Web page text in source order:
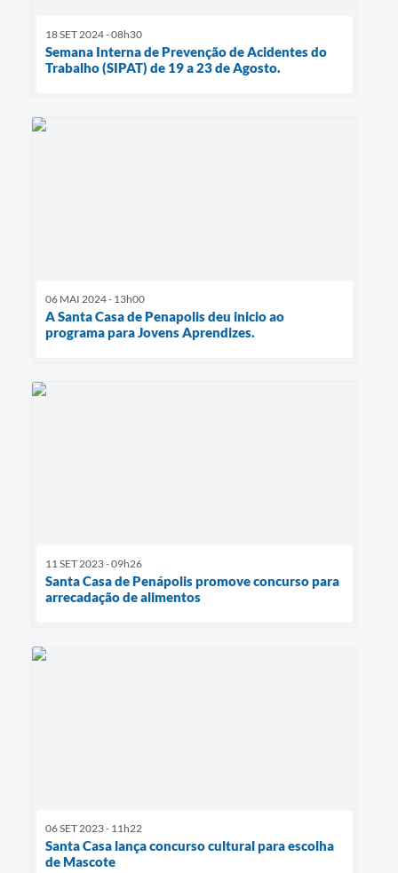
18 SET 2024 - 08h30
Semana Interna de Prevenção de Acidentes do
Trabalho (SIPAT) de 19 a 23 de Agosto.
06 MAI 2024 - 13h00
A Santa Casa de Penapolis deu inicio ao
programa para Jovens Aprendizes.
11 SET 2023 - 09h26
Santa Casa de Penápolis promove concurso para
arrecadação de alimentos
06 SET 2023 - 11h22
Santa Casa lança concurso cultural para escolha
de Mascote